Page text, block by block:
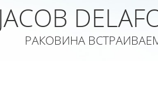
JACOB
РАКОВИНА